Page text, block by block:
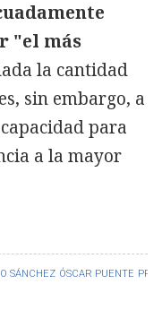
SÁNCHEZ ÓSCAR PUENTE PP
"el más
la cantidad
sin embargo, a
para
a la mayor